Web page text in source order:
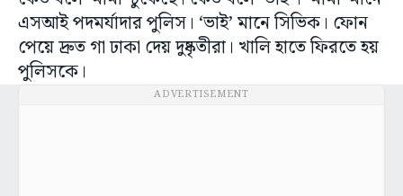
এসআই পদমর্যাদার পুলিস। ‘ভাই’ মানে সিভিক। ফোন
পেয়ে দ্রুত গা ঢাকা দেয় দুষ্কৃতীরা। খালি হাতে ফিরতে হয়
পুলিসকে।
ADVERTISEMENT